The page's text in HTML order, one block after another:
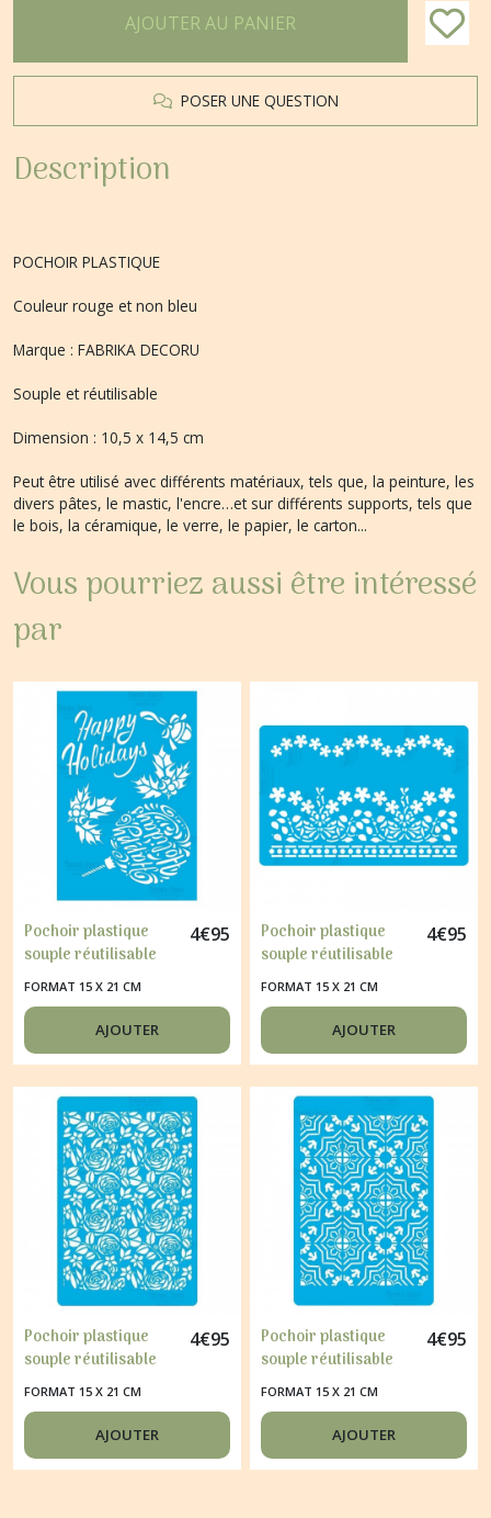
AJOUTER AU PANIER
POSER UNE QUESTION
Description
POCHOIR PLASTIQUE
Couleur rouge et non bleu
Marque : FABRIKA DECORU
Souple et réutilisable
Dimension : 10,5 x 14,5 cm
Peut être utilisé avec différents matériaux, tels que, la peinture, les
divers pâtes, le mastic, l'encre…et sur différents supports, tels que
le bois, la céramique, le verre, le papier, le carton...
Vous pourriez aussi être intéressé
par
Pochoir plastique
souple réutilisable
Fabrika Décoru NOEL
HOUX VACANCES 301
4€95
FORMAT 15 X 21 CM
AJOUTER
Pochoir plastique
souple réutilisable
Fabrika Décoru
DECORATION DE
FLEURS 265
4€95
FORMAT 15 X 21 CM
AJOUTER
Pochoir plastique
souple réutilisable
Fabrika Décoru ROSE
ROSIER 293
4€95
FORMAT 15 X 21 CM
AJOUTER
Pochoir plastique
souple réutilisable
Fabrika Décoru
ORNEMENT 320
4€95
FORMAT 15 X 21 CM
AJOUTER